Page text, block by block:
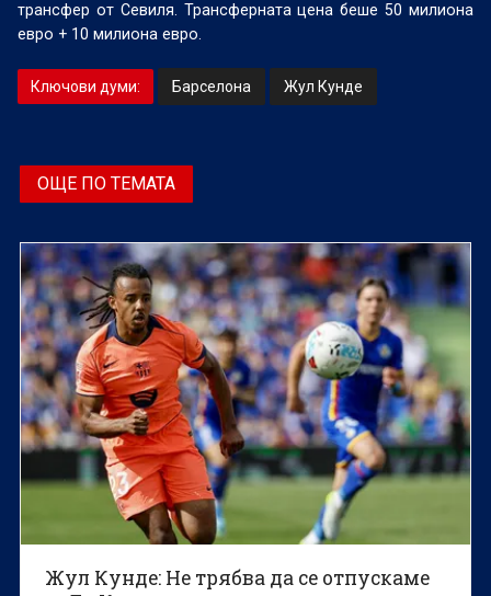
трансфер от Севиля. Трансферната цена беше 50 милиона
евро + 10 милиона евро.
Ключови думи: Барселона Жул Кунде
ОЩЕ ПО ТЕМАТА
Жул Кунде: Не трябва да се отпускаме